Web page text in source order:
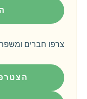
צרפו חברים